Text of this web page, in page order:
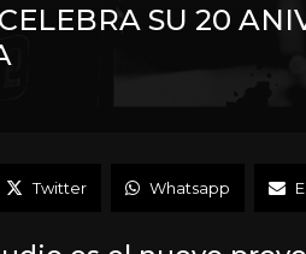
SU 20
Twitter Whatsapp